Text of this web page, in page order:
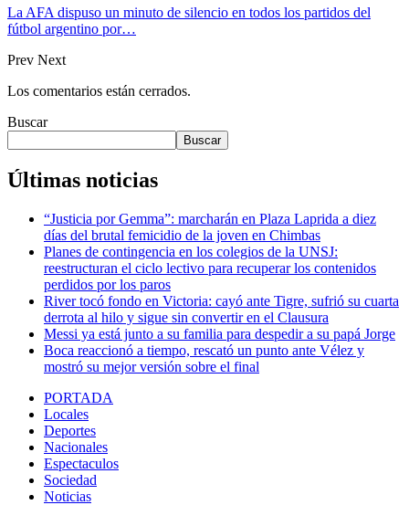
La AFA dispuso un minuto de silencio en todos los partidos del
fútbol argentino por…
Prev Next
Los comentarios están cerrados.
Buscar
Buscar
Últimas noticias
“Justicia por Gemma”: marcharán en Plaza Laprida a diez
días del brutal femicidio de la joven en Chimbas
Planes de contingencia en los colegios de la UNSJ:
reestructuran el ciclo lectivo para recuperar los contenidos
perdidos por los paros
River tocó fondo en Victoria: cayó ante Tigre, sufrió su cuarta
derrota al hilo y sigue sin convertir en el Clausura
Messi ya está junto a su familia para despedir a su papá Jorge
Boca reaccionó a tiempo, rescató un punto ante Vélez y
mostró su mejor versión sobre el final
PORTADA
Locales
Deportes
Nacionales
Espectaculos
Sociedad
Noticias